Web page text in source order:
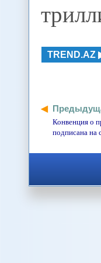
TREND.AZ
Конвенция о
подписана на